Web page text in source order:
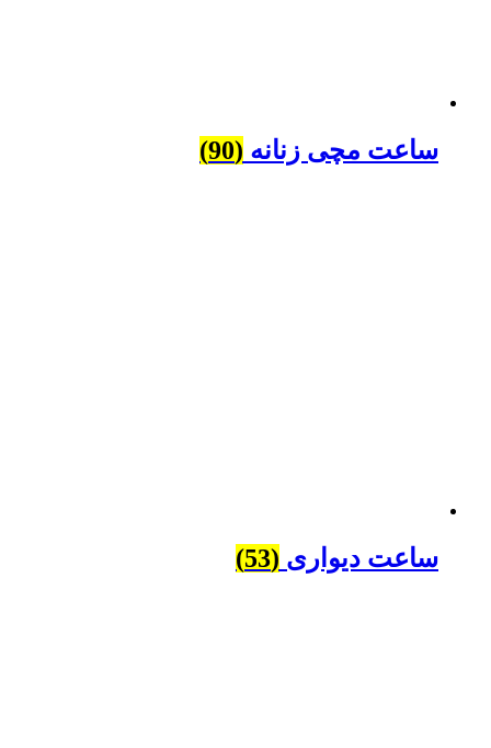
ساعت مچی زنانه (90)
ساعت دیواری (53)